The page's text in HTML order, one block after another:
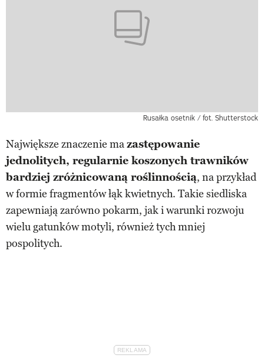
Rusałka osetnik / fot. Shutterstock
Największe znaczenie mazastępowanie
jednolitych, regularnie koszonych trawników
bardziej zróżnicowaną roślinnością, na przykład
w formie fragmentów łąk kwietnych. Takie siedliska
zapewniają zarówno pokarm, jak i warunki rozwoju
wielu gatunków motyli, również tych mniej
pospolitych.